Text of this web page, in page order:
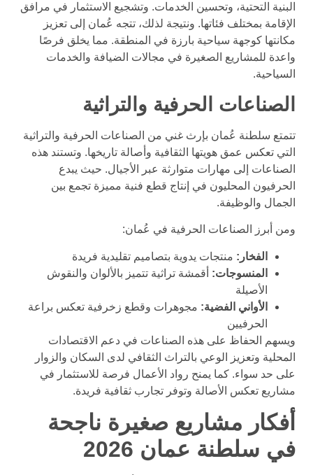
البنية التحتية، وتحسين الخدمات. وتشجيع الاستثمار في مرافق
الإقامة بمختلف فئاتها. ونتيجة لذلك، تتجه عُمان إلى تعزيز
مكانتها كوجهة سياحية بارزة في المنطقة. مما يخلق فرصًا
واعدة للمشاريع الصغيرة في مجالات الضيافة والخدمات
السياحية.
الصناعات الحرفية والتراثية
تتمتع سلطنة عُمان بإرث غني من الصناعات الحرفية والتراثية
التي تعكس عمق هويتها الثقافية وأصالة تاريخها. وتستند هذه
الصناعات إلى مهارات متوارثة عبر الأجيال. حيث يبدع
الحرفيون المحليون في إنتاج قطع فنية مميزة تجمع بين
الجمال والوظيفة.
ومن أبرز الصناعات الحرفية في عُمان:
الفخار : منتجات يدوية بتصاميم تقليدية فريدة
المنسوجات: أقمشة تراثية تتميز بالألوان والنقوش
الأصيلة
الأواني الفضية: مجوهرات وقطع زخرفية تعكس براعة
الحرفيين
ويسهم الحفاظ على هذه الصناعات في دعم الاقتصادات
المحلية وتعزيز الوعي بالتراث الثقافي لدى السكان والزوار
على حد سواء. كما يمنح رواد الأعمال فرصة للاستثمار في
مشاريع تعكس الأصالة وتوفر تجارب ثقافية فريدة.
أفكار مشاريع صغيرة ناجحة
في سلطنة عمان 2026